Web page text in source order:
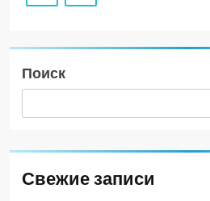
Поиск
Свежие записи